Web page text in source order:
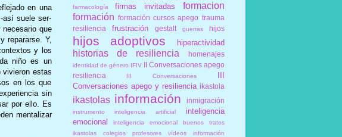
en una
así suele ser-
que
repararse. Y,
y los
niño es un
vivieron estas
en los que
sin
por ello. Es
mentalizar
farmacología firmas invitadas
formacion
formación formación cursos apego trauma
resiliencia
frustración gestalt guerras hijos
hijos adoptivos hiperactividad
historias de resiliencia homenajes
identidad de género IFIV II Conversaciones apego
resiliencia
III Conversaciones
III
Conversaciones apego y resiliencia ikastola
ikastolas información inmigración
instrumento inteligencia artificial
inteligencia
emocional
inteligencia emocional buenos tratos
ikastolas colegios profesores vídeos información